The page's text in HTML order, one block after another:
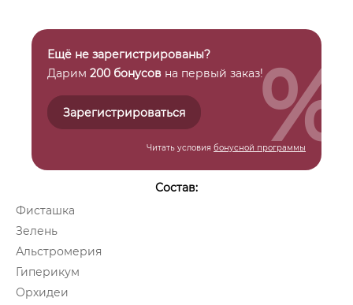
Ещё не зарегистрированы?
Дарим 200 бонусов на первый заказ!
Зарегистрироваться
Читать условия бонусной программы
%
Состав:
Фисташка
Зелень
Альстромерия
Гиперикум
Орхидеи